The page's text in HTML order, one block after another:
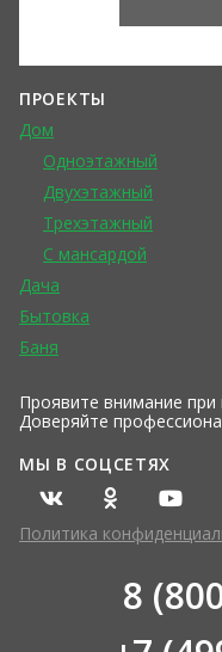
ПРОЕКТЫ
Дом
Одноэтажный
Двухэтажный
Трехэтажный
С мансардой
Дача
Бытовка
Баня
Проявите внимание
Доверяйте
МЫ В СОЦСЕТЯХ
Политика
8